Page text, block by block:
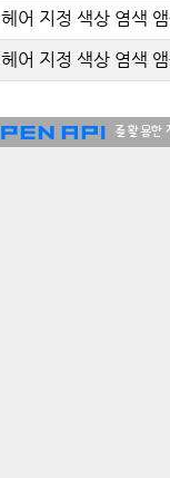
헤어 지정 색상 염색
헤어 지정 색상 염색
를 활용한